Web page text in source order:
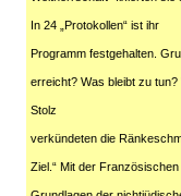
In 24 „Protokollen“ ist ihr
Programm festgehalten.
erreicht? Was bleibt zu
Stolz
verkündeten die
Ziel.“ Mit der